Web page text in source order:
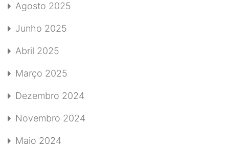
Agosto 2025
Junho 2025
Abril 2025
Março 2025
Dezembro 2024
Novembro 2024
Maio 2024